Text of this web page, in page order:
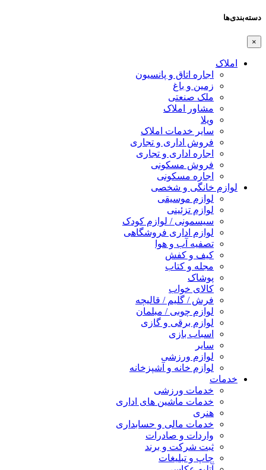
دسته‌بندی‌ها
×
املاک
اجاره اتاق و پانسیون
زمین و باغ
ملک صنعتی
مشاور املاک
ویلا
سایر خدمات املاک
فروش اداری و تجاری
اجاره اداری و تجاری
فروش مسکونی
اجاره مسکونی
لوازم خانگی و شخصی
لوازم موسیقی
لوازم تزئینی
سیسمونی / لوازم کودک
لوازم اداری فروشگاهی
تصفیه آب و هوا
کیف و کفش
مجله و کتاب
پوشاک
کالای خواب
فرش / گلیم / قالیچه
لوازم چوبی / مبلمان
لوازم برقی و گازی
اسباب بازی
سایر
لوازم ورزشی
لوازم خانه و آشپزخانه
خدمات
خدمات ورزشی
خدمات ماشین های اداری
هنری
خدمات مالی و حسابداری
واردات و صادرات
ثبت شرکت و برند
چاپ و تبلیغات